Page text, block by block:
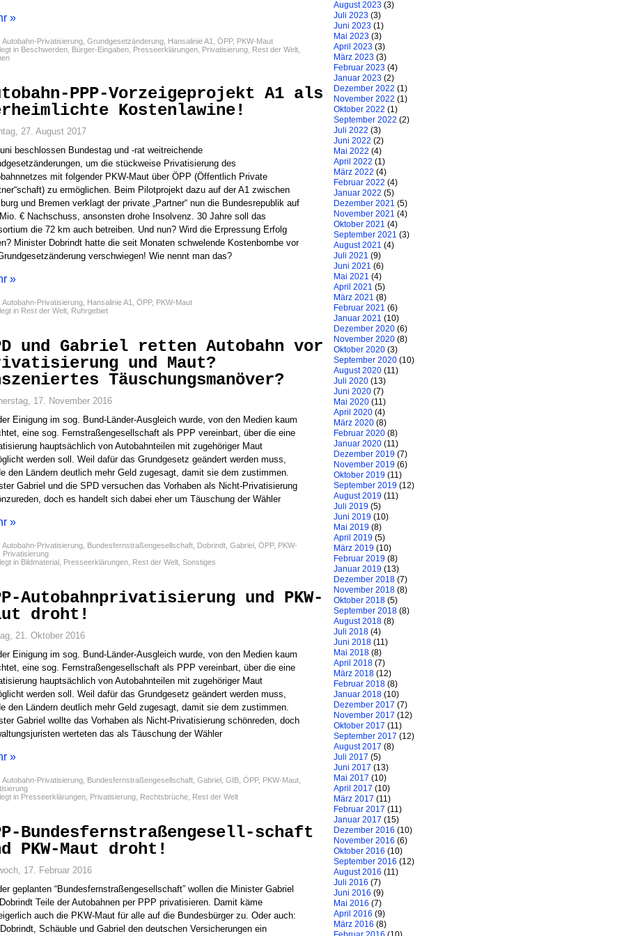
»
Autobahn-Privatisierung Grundgesetzänderung Hansalinie A1 ÖPP, PKW-Maut
in Beschwerden Bürger-Eingaben Presseerklärungen Privatisierung Rest der Welt
PPP-Vorzeigeprojekt A1 als
Kostenlawine!
27. August 2017
beschlossen Bundestag und -rat weitreichende
um die stückweise Privatisierung des
mit folgender PKW-Maut über ÖPP (Öffentlich Private
zu ermöglichen. Beim Pilotprojekt dazu auf der A1 zwischen
und Bremen verklagt der private „Partner“ nun die Bundesrepublik auf
€ Nachschuss, ansonsten drohe Insolvenz. 30 Jahre soll das
die 72 km auch betreiben. Und nun? Wird die Erpressung Erfolg
Minister Dobrindt hatte die seit Monaten schwelende Kostenbombe vor
verschwiegen! Wie nennt man das?
»
Autobahn-Privatisierung Hansalinie A1 ÖPP, PKW-Maut
in Rest der Welt Ruhrgebiet
und Gabriel retten Autobahn vor
und Maut?
Täuschungsmanöver?
17. November 2016
Einigung im sog. Bund-Länder-Ausgleich wurde, von den Medien kaum
eine sog. Fernstraßengesellschaft als PPP vereinbart, über die eine
hauptsächlich von Autobahnteilen mit zugehöriger Maut
werden soll. Weil dafür das Grundgesetz geändert werden muss,
den Ländern deutlich mehr Geld zugesagt, damit sie dem zustimmen.
Gabriel und die SPD versuchen das Vorhaben als Nicht-Privatisierung
doch es handelt sich dabei eher um Täuschung der Wähler
»
Autobahn-Privatisierung Bundesfernstraßengesellschaft Dobrindt Gabriel ÖPP, PKW-
Privatisierung
in Bildmaterial Presseerklärungen Rest der Welt Sonstiges
Autobahnprivatisierung und PKW-
droht!
21. Oktober 2016
Einigung im sog. Bund-Länder-Ausgleich wurde, von den Medien kaum
eine sog. Fernstraßengesellschaft als PPP vereinbart, über die eine
hauptsächlich von Autobahnteilen mit zugehöriger Maut
werden soll. Weil dafür das Grundgesetz geändert werden muss,
den Ländern deutlich mehr Geld zugesagt, damit sie dem zustimmen.
Gabriel wollte das Vorhaben als Nicht-Privatisierung schönreden, doch
werteten das als Täuschung der Wähler
»
Autobahn-Privatisierung Bundesfernstraßengesellschaft Gabriel GIB ÖPP, PKW-Maut
in Presseerklärungen Privatisierung Rechtsbrüche Rest der Welt
Bundesfernstraßengesell-schaft
PKW-Maut droht!
17. Februar 2016
geplanten “Bundesfernstraßengesellschaft” wollen die Minister Gabriel
Teile der Autobahnen per PPP privatisieren. Damit käme
auch die PKW-Maut für alle auf die Bundesbürger zu. Oder auch:
Schäuble und Gabriel den deutschen Versicherungen ein
August 2023 (3)
Juli 2023 (3)
Juni 2023 (1)
Mai 2023 (3)
April 2023 (3)
März 2023 (3)
Februar 2023 (4)
Januar 2023 (2)
Dezember 2022 (1)
November 2022 (1)
Oktober 2022 (1)
September 2022 (2)
Juli 2022 (3)
Juni 2022 (2)
Mai 2022 (4)
April 2022 (1)
März 2022 (4)
Februar 2022 (4)
Januar 2022 (5)
Dezember 2021 (5)
November 2021 (4)
Oktober 2021 (4)
September 2021 (3)
August 2021 (4)
Juli 2021 (9)
Juni 2021 (6)
Mai 2021 (4)
April 2021 (5)
März 2021 (8)
Februar 2021 (6)
Januar 2021 (10)
Dezember 2020 (6)
November 2020 (8)
Oktober 2020 (3)
September 2020 (10)
August 2020 (11)
Juli 2020 (13)
Juni 2020 (7)
Mai 2020 (11)
April 2020 (4)
März 2020 (8)
Februar 2020 (8)
Januar 2020 (11)
Dezember 2019 (7)
November 2019 (6)
Oktober 2019 (11)
September 2019 (12)
August 2019 (11)
Juli 2019 (5)
Juni 2019 (10)
Mai 2019 (8)
April 2019 (5)
März 2019 (10)
Februar 2019 (8)
Januar 2019 (13)
Dezember 2018 (7)
November 2018 (8)
Oktober 2018 (5)
September 2018 (8)
August 2018 (8)
Juli 2018 (4)
Juni 2018 (11)
Mai 2018 (8)
April 2018 (7)
März 2018 (12)
Februar 2018 (8)
Januar 2018 (10)
Dezember 2017 (7)
November 2017 (12)
Oktober 2017 (11)
September 2017 (12)
August 2017 (8)
Juli 2017 (5)
Juni 2017 (13)
Mai 2017 (10)
April 2017 (10)
März 2017 (11)
Februar 2017 (11)
Januar 2017 (15)
Dezember 2016 (10)
November 2016 (6)
Oktober 2016 (10)
September 2016 (12)
August 2016 (11)
Juli 2016 (7)
Juni 2016 (9)
Mai 2016 (7)
April 2016 (9)
März 2016 (8)